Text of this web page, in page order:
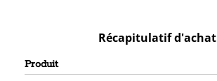
Récapitulatif d'achat
Produit